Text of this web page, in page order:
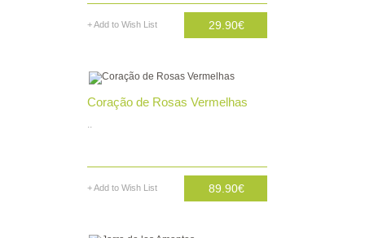
+ Add to Wish List 29.90€
Coração de Rosas Vermelhas
..
+ Add to Wish List 89.90€